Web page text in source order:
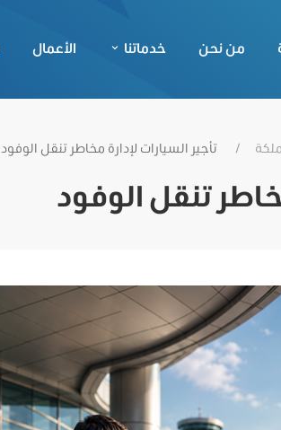
من نحن خدماتنا الأعمال
تأجير السيارات لإدارة مخاطر تنقل الوفود
تنقل الوفود